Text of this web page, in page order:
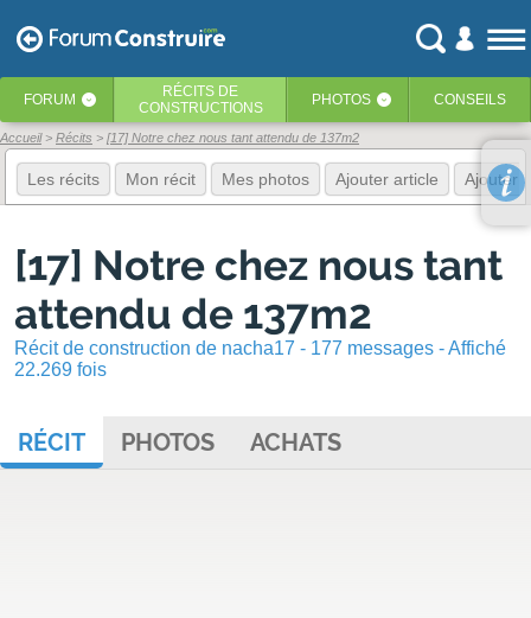
FORUM ‹ RÉCITS DE
CONSTRUCTIONS
PHOTOS ‹ CONSEILS
Accueil Récits [17] Notre chez nous tant attendu de 137m2
Les récits Mon récit Mes photos Ajouter article Ajouter
[17] Notre chez nous tant
attendu de 137m2
Récit de construction de nacha17 - 177 messages - Affiché
22.269 fois
RÉCIT PHOTOS ACHATS